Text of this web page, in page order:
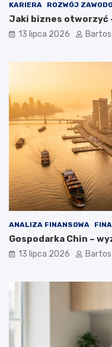
KARIERA ROZWÓJ
Jaki biznes otworzyć
13 lipca 2026
ANALIZA FINANSOWA
Gospodarka Chin –
13 lipca 2026